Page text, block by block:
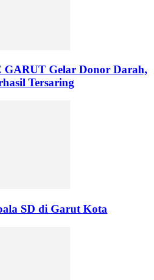
Gelar Donor Darah,
Tersaring
SD di Garut Kota